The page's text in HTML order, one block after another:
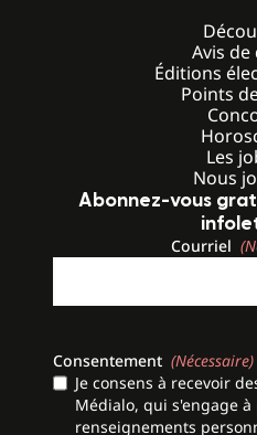
Avis de
Éditions
Points
Les
Nous
Abonnez-vous
Courriel
Consentement (Nécessaire)
Je consens à recevoir
Médialo, qui s'engage
renseignements